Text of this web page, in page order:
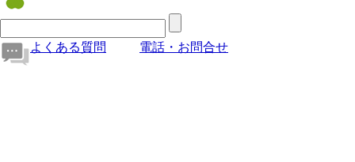
よくある質問 電話・お問合せ